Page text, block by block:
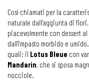
Così chiamati per la
naturale dall'aggiunta di
piacevolmente con dessert
dall'impasto morbido e
quali: il Lotus Bleue con
Mandarin, che si sposa
nocciole.